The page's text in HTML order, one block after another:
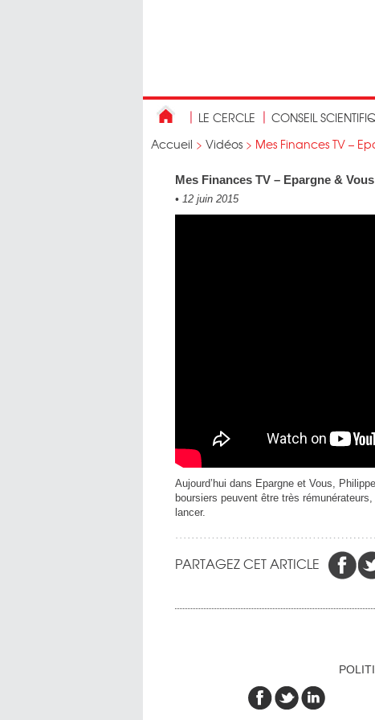
LE CERCLE CONSEIL
Accueil > Vidéos > Mes Finances TV –
Mes Finances TV – Epargne &
• 12 juin 2015
Aujourd’hui dans Epargne et Vous,
boursiers peuvent être très
lancer.
PARTAGEZ CET ARTICLE